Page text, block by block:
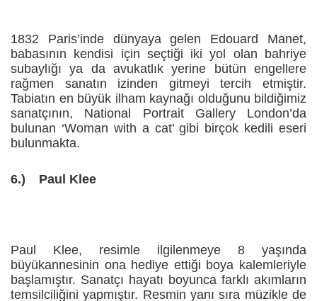
1832 Paris’inde dünyaya gelen Edouard Manet,
babasının kendisi için seçtiği iki yol olan bahriye
subaylığı ya da avukatlık yerine bütün engellere
rağmen sanatın izinden gitmeyi tercih etmiştir.
Tabiatın en büyük ilham kaynağı olduğunu bildiğimiz
sanatçının, National Portrait Gallery London’da
bulunan ‘Woman with a cat’ gibi birçok kedili eseri
bulunmakta.
6.) Paul Klee
Paul Klee, resimle ilgilenmeye 8 yaşında
büyükannesinin ona hediye ettiği boya kalemleriyle
başlamıştır. Sanatçı hayatı boyunca farklı akımların
temsilciliğini yapmıştır. Resmin yanı sıra müzikle de